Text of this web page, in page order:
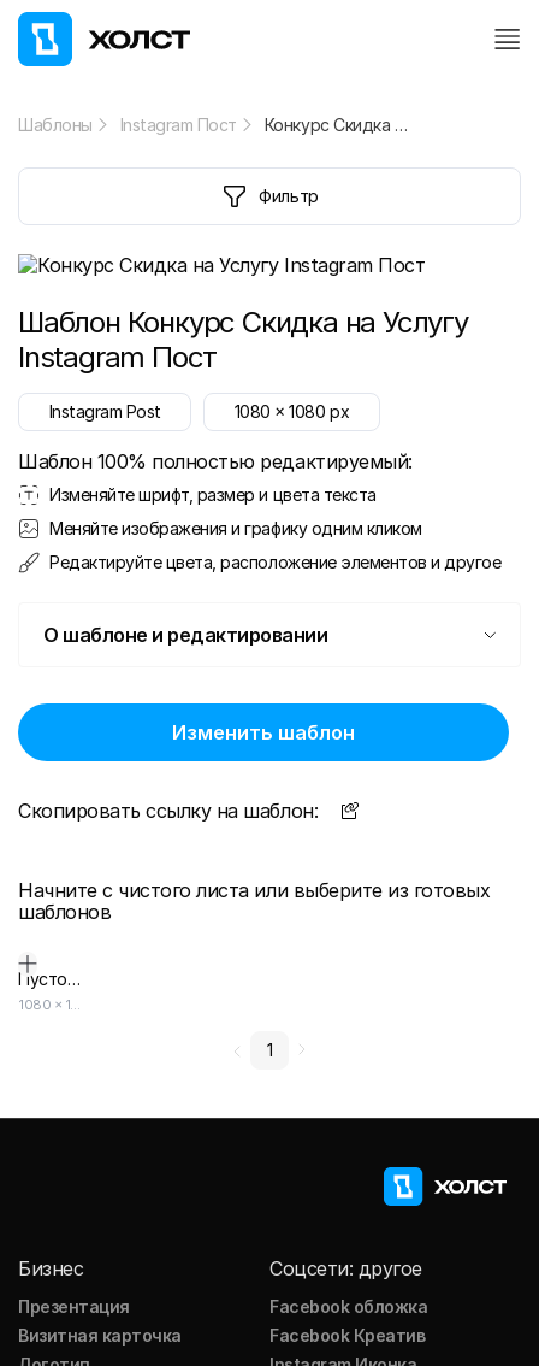
Шаблоны Instagram Пост Конкурс Скидка на Услугу Instagram Пост
Фильтр
Шаблон Конкурс Скидка на Услугу
Instagram Пост
Instagram Post 1080 x1080 px
Шаблон 100% полностью редактируемый:
Изменяйте шрифт, размер и цвета текста
Меняйте изображения и графику одним кликом
Редактируйте цвета, расположение элементов и другое
О шаблоне и редактировании
Изменить шаблон
Скопировать ссылку на шаблон:
Начните с чистого листа или выберите из готовых
шаблонов
Пустой дизайн-макет
1080 × 1080
1
Бизнес
Презентация
Визитная карточка
Соцсети: другое
Facebook обложка
Facebook Креатив